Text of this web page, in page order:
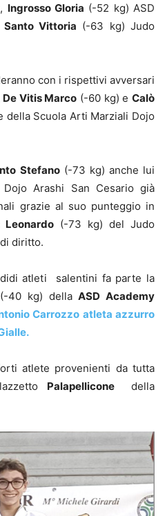
Ingrosso Gloria (-52 kg) ASD
Santo Vittoria (-63 kg) Judo
con i rispettivi avversari
De Vitis Marco (-60 kg) eCalò
della Scuola Arti Marziali Dojo
Stefano(-73 kg) anche lui
Arashi San Cesario già
grazie al suo punteggio in
Leonardo(-73 kg) del Judo
diritto.
atleti salentini fa parte la
(-40 kg) dellaASD Academy
Carrozzo atleta azzurro
atlete provenienti da tutta
Palapelliconedella